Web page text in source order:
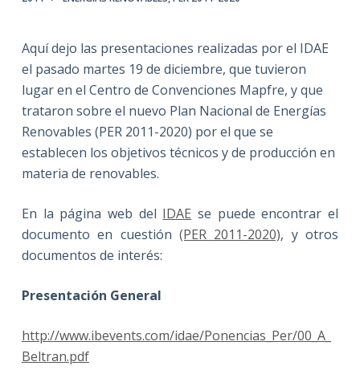
d
o
Aquí dejo las presentaciones realizadas por el IDAE
el pasado martes 19 de diciembre, que tuvieron
lugar en el Centro de Convenciones Mapfre, y que
trataron sobre el nuevo Plan Nacional de Energías
Renovables (PER 2011-2020) por el que se
establecen los objetivos técnicos y de producción en
materia de renovables.
En la página web del IDAE se puede encontrar el
documento en cuestión (PER 2011-2020), y otros
documentos de interés:
Presentación General
http://www.ibevents.com/idae/Ponencias_Per/00_A_
Beltran.pdf